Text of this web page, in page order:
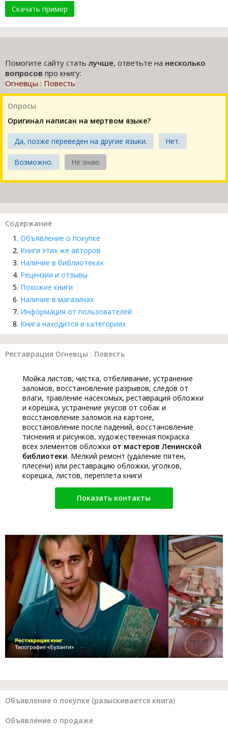
Скачать пример
Помогите сайту статьлучше, ответьте на несколько
вопросов про книгу:
Огневцы : Повесть
Опросы
Оригинал написан на мертвом языке?
Да, позже переведен на другие языки. Нет.
Возможно. Не знаю
Содержание
Объявление о покупке
Книги этих же авторов
Наличие в библиотеках
Рецензии и отзывы
Похожие книги
Наличие в магазинах
Информация от пользователей
Книга находится в категориях
Реставрация Огневцы : Повесть
Мойка листов, чистка, отбеливание, устранение
заломов, восстановление разрывов, следов от
влаги, травление насекомых, реставрация обложки
и корешка, устранение укусов от собак и
восстановление заломов на картоне,
восстановление после падений, восстановление
тиснения и рисунков, художественная покраска
всех элементов обложки от мастеров Ленинской
библиотеки. Мелкий ремонт (удаление пятен,
плесени) или реставрацию обложки, уголков,
корешка, листов, переплета книги
Показать контакты
Объявление о покупке (разыскивается книга)
Объявление о продаже